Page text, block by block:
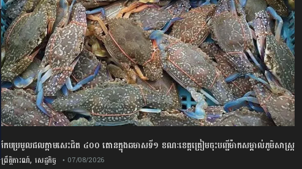
កែប​ប្រមូល​ផល​ក្តាម​សេះ​ជិត​ ​៤០០ ​តោន​ក្នុង​ឆមាស​ទី​១​ ​ខណៈ​ខេត្ត​ត្រៀម​ចុះបញ្ជី​ម៉ាក​សម្គាល់​ភូមិសាស្ត្រ​
ព្រឹត្តិការណ៍, សេដ្ឋកិច្ច • 07/08/2026